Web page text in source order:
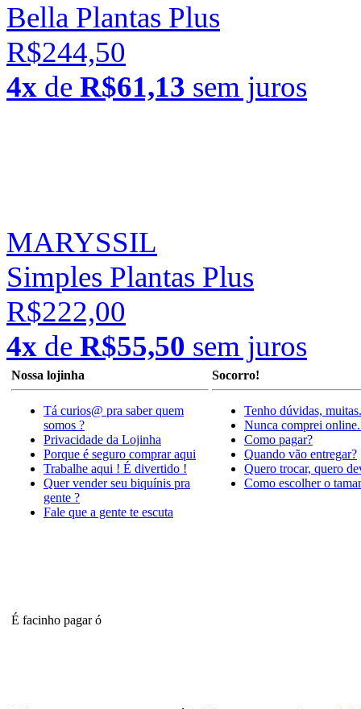
Bella Plantas Plus
R$244,50
4x de R$61,13 sem juros
MARYSSIL
Simples Plantas Plus
R$222,00
4x de R$55,50 sem juros
Nossa lojinha
Tá curios@ pra saber quem
somos ?
Privacidade da Lojinha
Porque é seguro comprar aqui
Trabalhe aqui ! É divertido !
Quer vender seu biquínis pra
gente ?
Fale que a gente te escuta
Socorro!
Tenho dúvidas, muitas.
Nunca comprei online.
Como pagar?
Quando vão entregar?
Quero trocar, quero
Como escolher o
É facinho pagar ó